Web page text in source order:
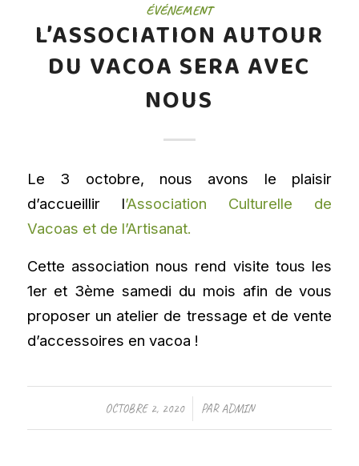
ÉVÉNEMENT
L’ASSOCIATION AUTOUR
DU VACOA SERA AVEC
NOUS
Le 3 octobre, nous avons le plaisir
d’accueillir l’Association Culturelle de
Vacoas et de l’Artisanat.
Cette association nous rend visite tous les
1er et 3ème samedi du mois afin de vous
proposer un atelier de tressage et de vente
d’accessoires en vacoa !
OCTOBRE 2, 2020
/ PARADMIN